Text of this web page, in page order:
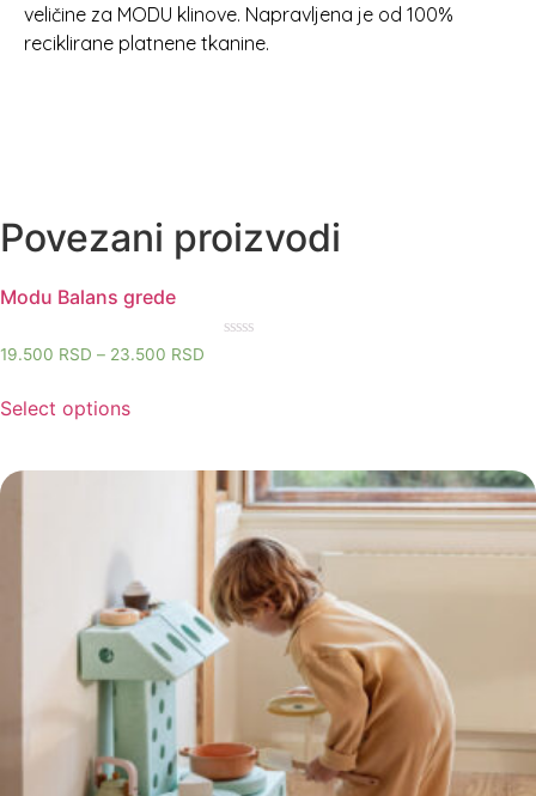
veličine za MODU klinove. Napravljena je od 100%
reciklirane platnene tkanine.
Povezani proizvodi
Modu Balans grede
19.500 RSD – 23.500 RSD
Select options